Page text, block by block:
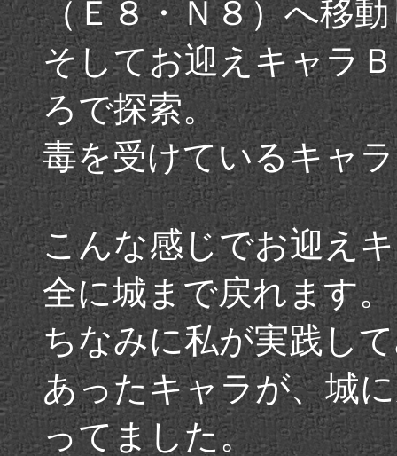
（Ｅ８・Ｎ８）へ移
そしてお迎えキャラ
ろで探索。
毒を受けているキャ
こんな感じでお迎え
全に城まで戻れます。
ちなみに私が実践し
あったキャラが、城
ってました。